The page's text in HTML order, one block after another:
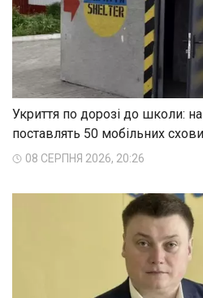
Укриття по дорозі до школи:
поставлять 50 мобільних
08 СЕРПНЯ 2026, 20:26